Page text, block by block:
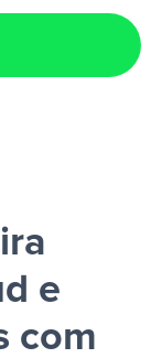
e
com